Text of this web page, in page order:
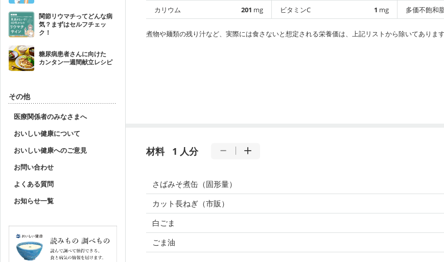
関節リウマチってどんな病
気？まずはセルフチェッ
ク！
糖尿病患者さんに向けた
カンタン一週間献立レシピ
その他
医療関係者のみなさまへ
おいしい健康について
おいしい健康へのご意見
お問い合わせ
よくある質問
お知らせ一覧
カリウム
201 mg
ビタミンC
1 mg
多価不飽和
煮物や麺類の残り汁など、実際には食さないと想定される栄養価は、上記リストから除いてあります
材料 1 人分
さばみそ煮缶（固形量）
カット長ねぎ（市販）
白ごま
ごま油